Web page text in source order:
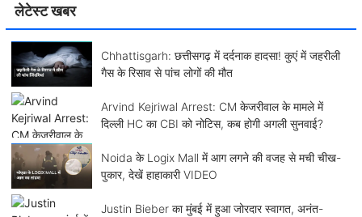
लेटेस्ट खबर
Chhattisgarh: छत्तीसगढ़ में दर्दनाक हादसा! कुएं में जहरीली
गैस के रिसाव से पांच लोगों की मौत
Arvind Kejriwal Arrest: CM केजरीवाल के मामले में
दिल्ली HC का CBI को नोटिस, कब होगी अगली सुनवाई?
Noida के Logix Mall में आग लगने की वजह से मची चीख-
पुकार, देखें हाहाकारी VIDEO
Justin Bieber का मुंबई में हुआ जोरदार स्वागत, अनंत-